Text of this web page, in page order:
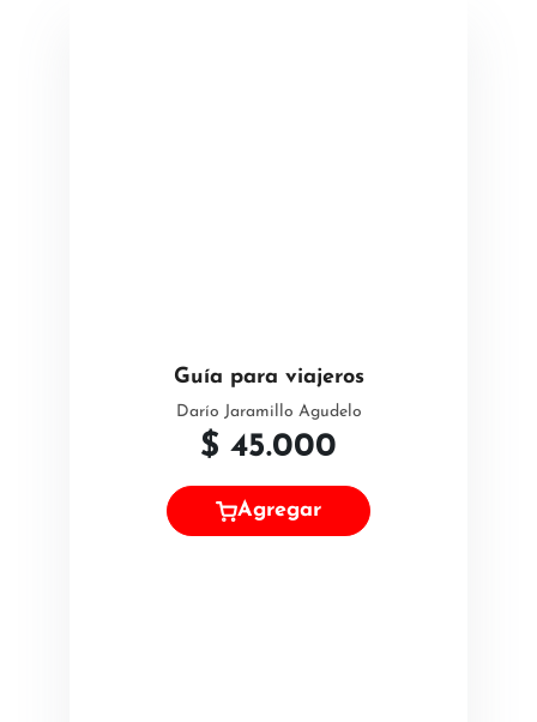
Guía para viajeros
Darío Jaramillo Agudelo
$ 45.000
Agregar